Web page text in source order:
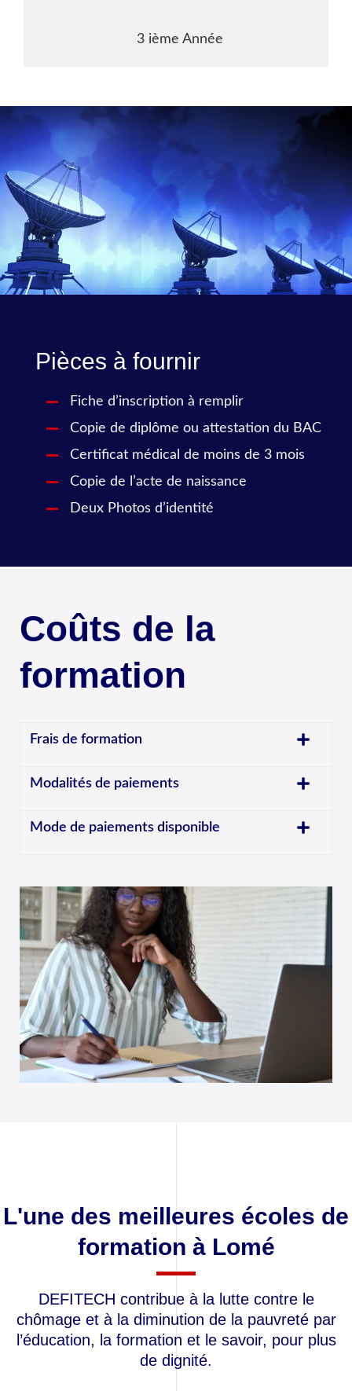
3 ième Année
Pièces à fournir
Fiche d’inscription à remplir
Copie de diplôme ou attestation du BAC
Certificat médical de moins de 3 mois
Copie de l’acte de naissance
Deux Photos d’identité
Coûts de la
formation
Frais de formation
Modalités de paiements
Mode de paiements disponible
L'une des meilleures écoles de
formation à Lomé
DEFITECH contribue à la lutte contre le
chômage et à la diminution de la pauvreté par
l’éducation, la formation et le savoir, pour plus
de dignité.